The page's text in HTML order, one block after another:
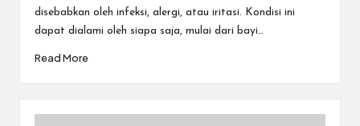
disebabkan oleh infeksi, alergi, atau iritasi. Kondisi ini
dapat dialami oleh siapa saja, mulai dari bayi…
Read More